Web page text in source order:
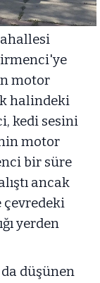
motor
halindeki
kedi sesini
motor
bir süre
ancak
çevredeki
yerden
düşünen